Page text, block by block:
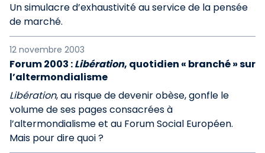
Un simulacre d’exhaustivité au service de la pensée
de marché.
12 novembre 2003
Forum 2003 :Libération, quotidien « branché » sur
l’altermondialisme
Libération, au risque de devenir obèse, gonfle le
volume de ses pages consacrées à
l’altermondialisme et au Forum Social Européen.
Mais pour dire quoi ?